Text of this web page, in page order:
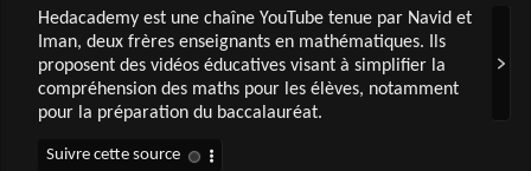
Hedacademy est une chaîne YouTube tenue par Navid et
Iman, deux frères enseignants en mathématiques. Ils
proposent des vidéos éducatives visant à simplifier la
compréhension des maths pour les élèves, notamment
pour la préparation du baccalauréat.